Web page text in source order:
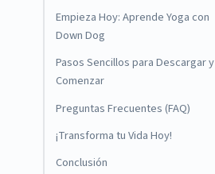
Empieza Hoy: Aprende Yoga con
Down Dog
Pasos Sencillos para Descargar y
Comenzar
Preguntas Frecuentes (FAQ)
¡Transforma tu Vida Hoy!
Conclusión